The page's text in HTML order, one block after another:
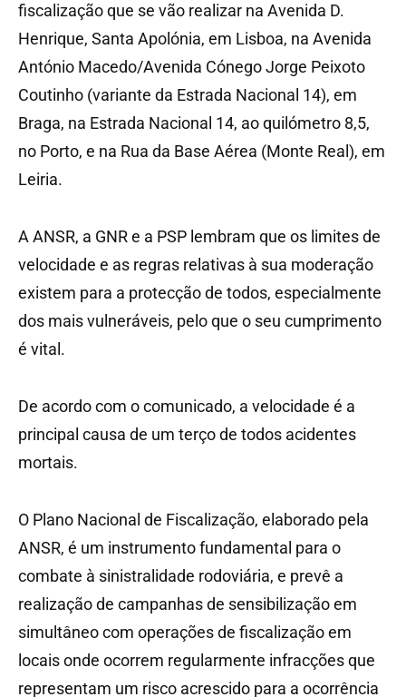
fiscalização que se vão realizar na Avenida D.
Henrique, Santa Apolónia, em Lisboa, na Avenida
António Macedo/Avenida Cónego Jorge Peixoto
Coutinho (variante da Estrada Nacional 14), em
Braga, na Estrada Nacional 14, ao quilómetro 8,5,
no Porto, e na Rua da Base Aérea (Monte Real), em
Leiria.
A ANSR, a GNR e a PSP lembram que os limites de
velocidade e as regras relativas à sua moderação
existem para a protecção de todos, especialmente
dos mais vulneráveis, pelo que o seu cumprimento
é vital.
De acordo com o comunicado, a velocidade é a
principal causa de um terço de todos acidentes
mortais.
O Plano Nacional de Fiscalização, elaborado pela
ANSR, é um instrumento fundamental para o
combate à sinistralidade rodoviária, e prevê a
realização de campanhas de sensibilização em
simultâneo com operações de fiscalização em
locais onde ocorrem regularmente infracções que
representam um risco acrescido para a ocorrência